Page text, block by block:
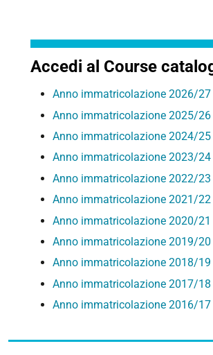
Accedi al Course
Anno immatricolazione 2026/27
Anno immatricolazione 2025/26
Anno immatricolazione 2024/25
Anno immatricolazione 2023/24
Anno immatricolazione 2022/23
Anno immatricolazione 2021/22
Anno immatricolazione 2020/21
Anno immatricolazione 2019/20
Anno immatricolazione 2018/19
Anno immatricolazione 2017/18
Anno immatricolazione 2016/17